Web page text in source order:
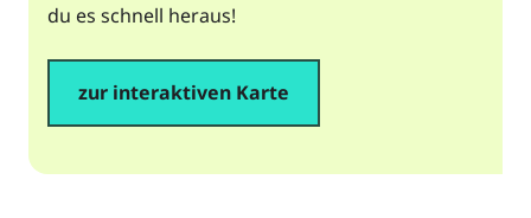
du es schnell heraus!
zur interaktiven Karte